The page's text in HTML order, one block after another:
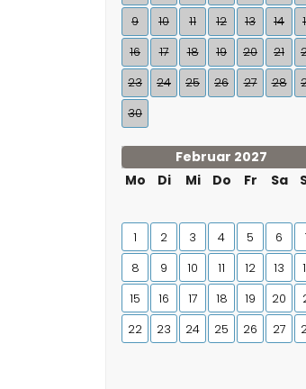
9
10 11 12 13 14
16
17 18 19 20 21
23
24 25 26 27 28
30
Februar 2027
Mo
Di Mi Do Fr Sa
1 2 3 4 5 6
8
9 10 11 12 13
15
16 17 18 19 20
22
23 24 25 26 27